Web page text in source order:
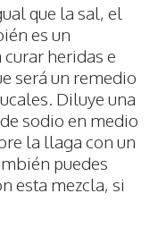
que la sal, el
es un
heridas e
será un remedio
Diluye una
sodio en medio
la llaga con un
puedes
esta mezcla, si